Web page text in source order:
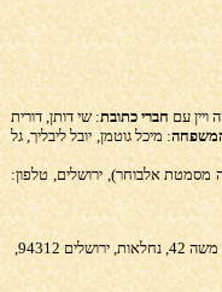
חברי כתובת: שי דותן, דורית
: מיכל גוטמן, יובל ליבליך, גל
12 (כניסה מסמטת אלבוחר), ירושלים, טלפון:
, מקום לשירה, מִנהל קהילתי לב העיר, רח' אוהל משה 42, נחלאות, ירושלים 94312,